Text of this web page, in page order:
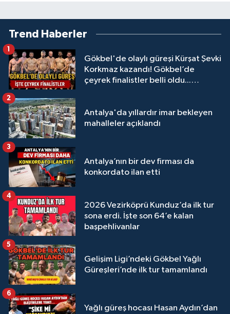
Trend Haberler
Gökbel'de olaylı güreşi Kürşat Şevki
Korkmaz kazandı! Gökbel’de
çeyrek finalistler belli oldu...
1
Antalya'da yıllardır imar bekleyen
mahalleler açıklandı
2
Antalya’nın bir dev firması da
konkordato ilan etti
3
2026 Vezirköprü Kunduz’da ilk tur
sona erdi. İşte son 64’e kalan
başpehlivanlar
4
Gelişim Ligi’ndeki Gökbel Yağlı
Güreşleri’nde ilk tur tamamlandı
5
Yağlı güreş hocası Hasan Aydın’dan
6